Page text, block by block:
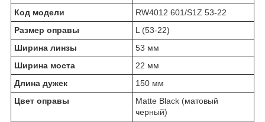
Код модели
RW4012 601/S1Z 53-22
Размер оправы
L (53-22)
Ширина линзы
53 мм
Ширина моста
22 мм
Длина дужек
150 мм
Цвет оправы
Matte Black (матовый
черный)